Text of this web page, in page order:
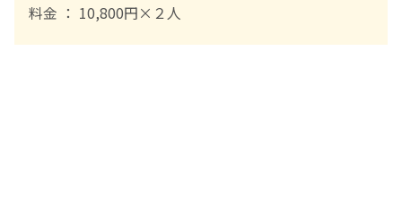
料金 ： 10,800円×２人